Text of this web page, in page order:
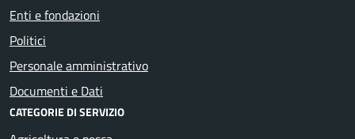
Enti e fondazioni
Politici
Personale amministrativo
Documenti e Dati
CATEGORIE DI SERVIZIO